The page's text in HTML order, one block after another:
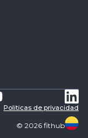
Politicas de privacidad
© 2026 fithub